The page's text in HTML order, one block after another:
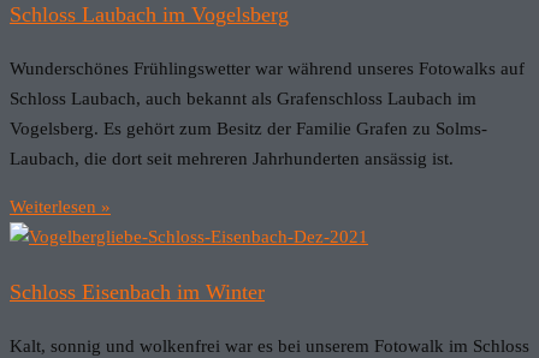
Schloss Laubach im Vogelsberg
Wunderschönes Frühlingswetter war während unseres Fotowalks auf
Schloss Laubach, auch bekannt als Grafenschloss Laubach im
Vogelsberg. Es gehört zum Besitz der Familie Grafen zu Solms-
Laubach, die dort seit mehreren Jahrhunderten ansässig ist.
Weiterlesen »
Schloss Eisenbach im Winter
Kalt, sonnig und wolkenfrei war es bei unserem Fotowalk im Schloss